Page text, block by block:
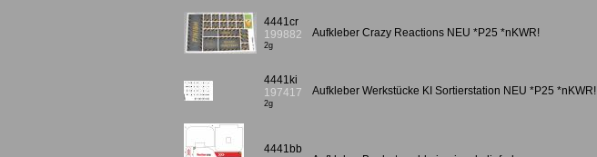
4441cr
199882
2g
Aufkleber Crazy Reactions NEU *P25 *nKWR!
4441ki
197417
2g
Aufkleber Werkstücke KI Sortierstation NEU *P25 *nKWR!
4441bb